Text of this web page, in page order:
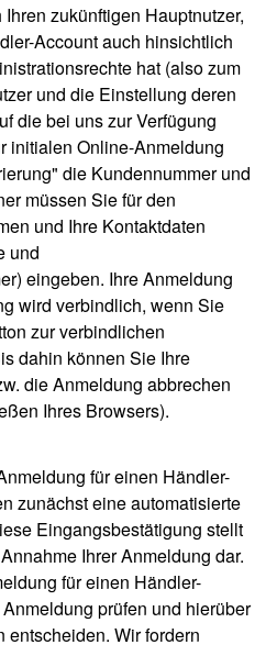
zukünftigen Hauptnutzer,
Account auch hinsichtlich
hat (also zum
und die Einstellung deren
die bei uns zur Verfügung
initialen Online-Anmeldung
die Kundennummer und
müssen Sie für den
und Ihre Kontaktdaten
und
eingeben. Ihre Anmeldung
wird verbindlich, wenn Sie
zur verbindlichen
dahin können Sie Ihre
die Anmeldung abbrechen
Ihres Browsers).
für einen Händler-
zunächst eine automatisierte
Eingangsbestätigung stellt
Ihrer Anmeldung dar.
für einen Händler-
prüfen und hierüber
entscheiden. Wir fordern